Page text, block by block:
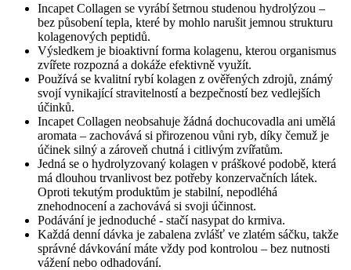
Incapet Collagen se vyrábí šetrnou studenou hydrolýzou –
bez působení tepla, které by mohlo narušit jemnou strukturu
kolagenových peptidů.
Výsledkem je bioaktivní forma kolagenu, kterou organismus
zvířete rozpozná a dokáže efektivně využít.
Používá se kvalitní rybí kolagen z ověřených zdrojů, známý
svojí vynikající stravitelností a bezpečností bez vedlejších
účinků.
Incapet Collagen neobsahuje žádná dochucovadla ani umělá
aromata – zachovává si přirozenou vůni ryb, díky čemuž je
účinek silný a zároveň chutná i citlivým zvířatům.
Jedná se o hydrolyzovaný kolagen v práškové podobě, která
má dlouhou trvanlivost bez potřeby konzervačních látek.
Oproti tekutým produktům je stabilní, nepodléhá
znehodnocení a zachovává si svoji účinnost.
Podávání je jednoduché - stačí nasypat do krmiva.
Každá denní dávka je zabalena zvlášť ve zlatém sáčku, takže
správné dávkování máte vždy pod kontrolou – bez nutnosti
vážení nebo odhadování.